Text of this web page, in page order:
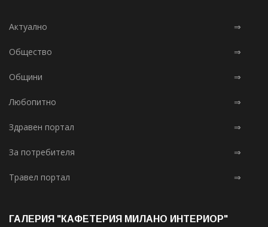
Актуално ⇒
Общество ⇒
Общини ⇒
Любопитно ⇒
Здравен портал ⇒
За потребителя ⇒
Травел портал ⇒
ГАЛЕРИЯ "КАФЕТЕРИЯ МИЛАНО ИНТЕРИОР"